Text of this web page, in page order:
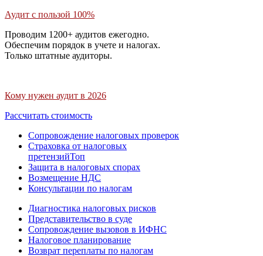
Аудит с пользой 100%
Проводим 1200+ аудитов ежегодно.
Обеспечим порядок в учете и налогах.
Только штатные аудиторы.
Кому нужен аудит в 2026
Рассчитать стоимость
Сопровождение налоговых проверок
Страховка от налоговых
претензийТоп
Защита в налоговых спорах
Возмещение НДС
Консультации по налогам
Диагностика налоговых рисков
Представительство в суде
Сопровождение вызовов в ИФНС
Налоговое планирование
Возврат переплаты по налогам